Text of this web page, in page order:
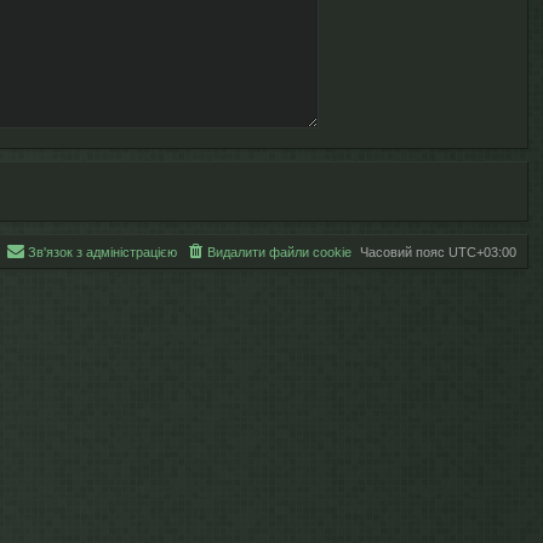
Часовий пояс UTC+03:00
Видалити файли cookie
Зв'язок з адміністрацією